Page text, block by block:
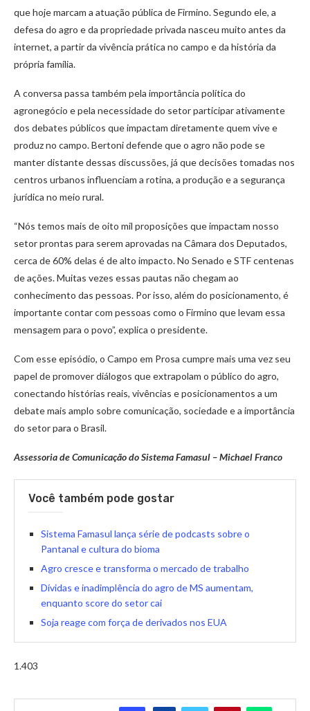
que hoje marcam a atuação pública de Firmino. Segundo ele, a
defesa do agro e da propriedade privada nasceu muito antes da
internet, a partir da vivência prática no campo e da história da
própria família.
A conversa passa também pela importância política do
agronegócio e pela necessidade do setor participar ativamente
dos debates públicos que impactam diretamente quem vive e
produz no campo. Bertoni defende que o agro não pode se
manter distante dessas discussões, já que decisões tomadas nos
centros urbanos influenciam a rotina, a produção e a segurança
jurídica no meio rural.
“Nós temos mais de oito mil proposições que impactam nosso
setor prontas para serem aprovadas na Câmara dos Deputados,
cerca de 60% delas é de alto impacto. No Senado e STF centenas
de ações. Muitas vezes essas pautas não chegam ao
conhecimento das pessoas. Por isso, além do posicionamento, é
importante contar com pessoas como o Firmino que levam essa
mensagem para o povo”, explica o presidente.
Com esse episódio, o Campo em Prosa cumpre mais uma vez seu
papel de promover diálogos que extrapolam o público do agro,
conectando histórias reais, vivências e posicionamentos a um
debate mais amplo sobre comunicação, sociedade e a importância
do setor para o Brasil.
Assessoria de Comunicação do Sistema Famasul – Michael Franco
Você também pode gostar
Sistema Famasul lança série de podcasts sobre o
Pantanal e cultura do bioma
Agro cresce e transforma o mercado de trabalho
Dívidas e inadimplência do agro de MS aumentam,
enquanto score do setor cai
Soja reage com força de derivados nos EUA
1.403